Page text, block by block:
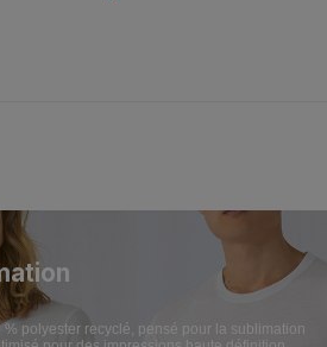
% polyester recyclé, pensé pour la sublimation